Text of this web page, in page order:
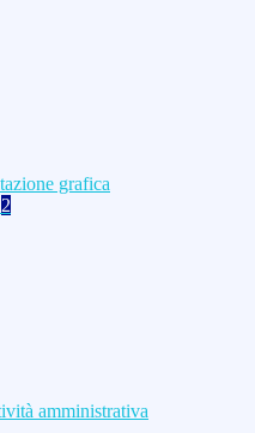
grafica
2
amministrativa